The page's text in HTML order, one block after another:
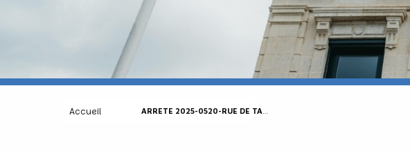
Accueil ARRETE 2025-0520-RUE DE TAGON